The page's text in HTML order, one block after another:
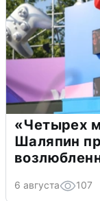
«Четырех
Шаляпин
6 августа 107